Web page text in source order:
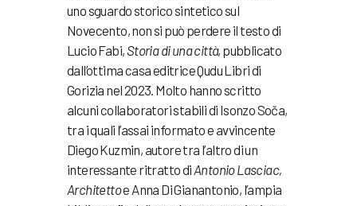
uno sguardo storico sintetico sul
Novecento, non si può perdere il testo di
Lucio Fabi, Storia di una città, pubblicato
dall’ottima casa editrice Qudu Libri di
Gorizia nel 2023. Molto hanno scritto
alcuni collaboratori stabili di Isonzo Soča,
tra i quali l’assai informato e avvincente
Diego Kuzmin, autore tra l’altro di un
interessante ritratto diAntonio Lasciac,
Architettoe Anna Di Gianantonio, l’ampia